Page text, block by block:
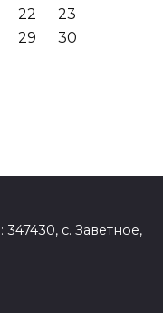
22
23
29
30
с. Заветное,